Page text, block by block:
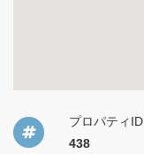
プロパティID
438